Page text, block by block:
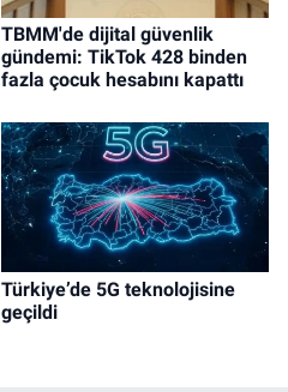
TBMM'de dijital güvenlik
gündemi: TikTok 428 binden
fazla çocuk hesabını kapattı
Türkiye’de 5G teknolojisine
geçildi